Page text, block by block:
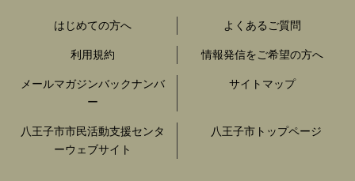
はじめての方へ よくあるご質問
利用規約 情報発信をご希望の方へ
メールマガジンバックナンバ
ー
サイトマップ
八王子市市民活動支援センタ
ーウェブサイト
八王子市トップページ